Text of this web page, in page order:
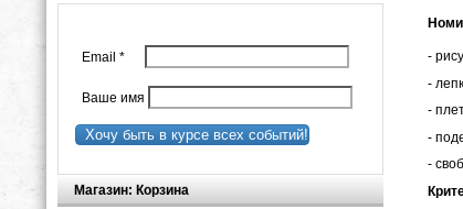
Email *
Ваше имя
Хочу быть в курсе всех событий!
Магазин: Корзина
-
-
-
-
-